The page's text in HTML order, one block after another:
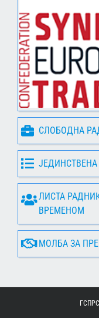
СЛОБОДНА
ЛИСТА
ВРЕМЕНОМ
МОЛБА ЗА